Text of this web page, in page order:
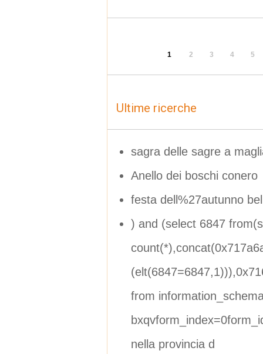
1 2 3 4 5
Ultime ricerche
sagra delle sagre a
Anello dei boschi conero
festa dell%27autunno
) and (select 6847
from
nella provincia d